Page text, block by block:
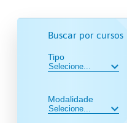
Buscar por cursos
Tipo
Modalidade